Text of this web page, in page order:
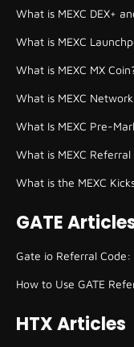
What is MEXC DEX+
What is MEXC
What is MEXC MX
What is MEXC
What Is MEXC Pre-
What is MEXC
What is the MEXC
GATE
Gate io Referral Code:
How to Use GATE
HTX Articles